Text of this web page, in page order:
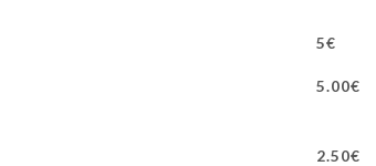
5€
5.00€
2.50€